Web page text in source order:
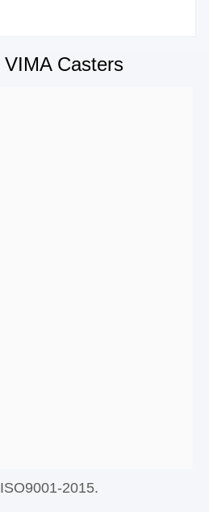
لماذا اختر VIMA Casters
معيار الجودة ISO9001-2015.